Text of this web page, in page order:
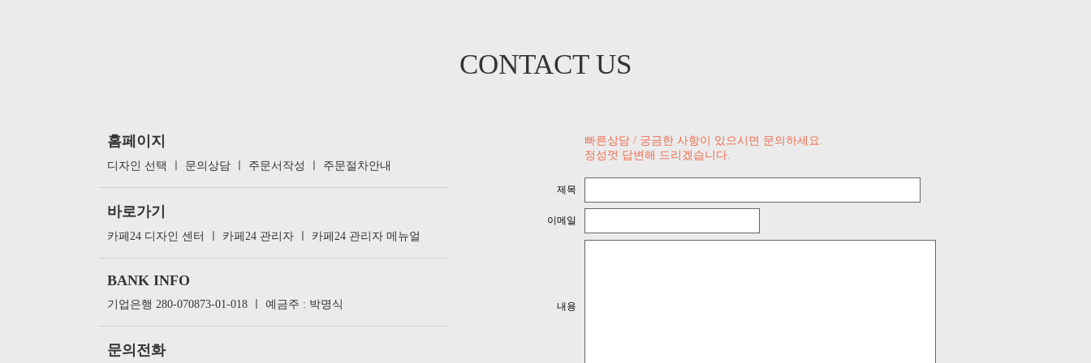
CONTACT US
빠른상담 / 궁금한 사항이 있으시면 문의하세요.
정성껏 답변해 드리겠습니다.
제목
이메일
내용
홈페이지
디자인 선택 문의상담 주문서작성 주문절차안내
바로가기
카페24 디자인 센터 카페24 관리자 카페24 관리자 메뉴얼
BANK INFO
기업은행 280-070873-01-018 ㅣ 예금주 : 박명식
문의전화